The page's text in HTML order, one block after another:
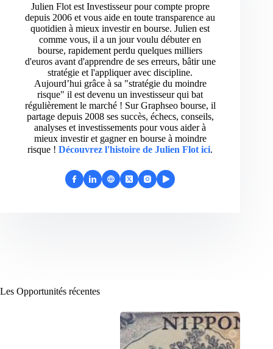
Julien Flot est Investisseur pour compte propre
depuis 2006 et vous aide en toute transparence au
quotidien à mieux investir en bourse. Julien est
comme vous, il a un jour voulu débuter en
bourse, rapidement perdu quelques milliers
d'euros avant d'apprendre de ses erreurs, bâtir une
stratégie et l'appliquer avec discipline.
Aujourd’hui grâce à sa "stratégie du moindre
risque" il est devenu un investisseur qui bat
régulièrement le marché ! Sur Graphseo bourse, il
partage depuis 2008 ses succès, échecs, conseils,
analyses et investissements pour vous aider à
mieux investir et gagner en bourse à moindre
risque ! Découvrez l'histoire de Julien Flot ici.
Les Opportunités récentes